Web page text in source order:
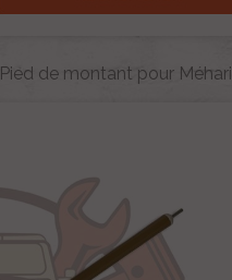
Pied de montant pour Méhari